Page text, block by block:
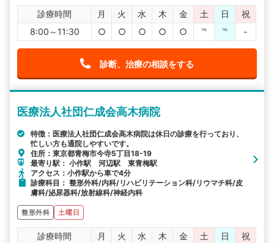
診療時間 月 火 水 木 金 土 日
祝
8:00～11:30
○ ○ ○ ○ ○ ℡ ℡ -
診断、治療の相談をする
医療法人社団仁成会高木病院
特徴：医療法人社団仁成会高木病院は休日の診療を行っており、
忙しい方も通院しやすいです。
住所：東京都青梅市今寺5丁目18-19
最寄り駅： 小作駅 河辺駅 東青梅駅
アクセス：小作駅から車で4分
診療科目： 整形外科/内科/リハビリテーション科/リウマチ科/皮
膚科/泌尿器科/放射線科/神経内科
整形外科 土曜日
診療時間 月 火 水 木 金 土 日
祝